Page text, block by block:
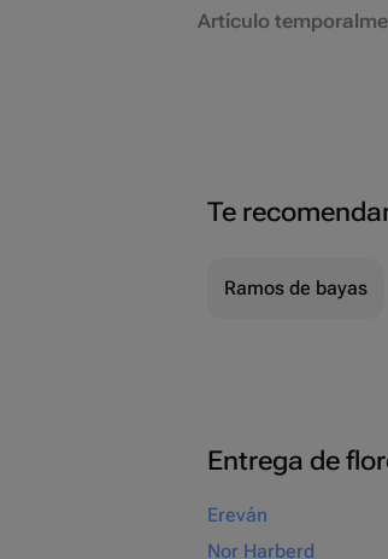
Artículo
Te
Ramos de bayas
Entrega de
Ereván
Nor Harberd